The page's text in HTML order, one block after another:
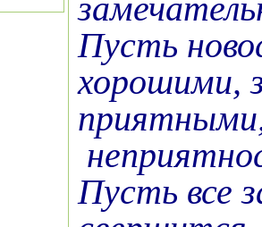
Пусть
хорошими,
Пусть все